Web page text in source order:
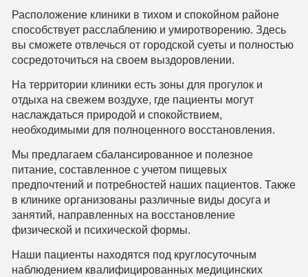
Расположение клиники в тихом и спокойном районе
способствует расслаблению и умиротворению. Здесь
вы сможете отвлечься от городской суеты и полностью
сосредоточиться на своем выздоровлении.
На территории клиники есть зоны для прогулок и
отдыха на свежем воздухе, где пациенты могут
наслаждаться природой и спокойствием,
необходимыми для полноценного восстановления.
Мы предлагаем сбалансированное и полезное
питание, составленное с учетом пищевых
предпочтений и потребностей наших пациентов. Также
в клинике организованы различные виды досуга и
занятий, направленных на восстановление
физической и психической формы.
Наши пациенты находятся под круглосуточным
наблюдением квалифицированных медицинских